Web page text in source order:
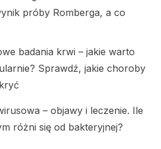
próby Romberga, a co
badania krwi – jakie warto
Sprawdź, jakie choroby
– objawy i leczenie. Ile
różni się od bakteryjnej?